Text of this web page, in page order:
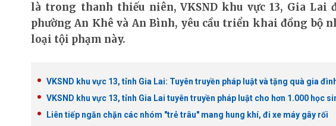
là trong thanh thiếu niên, VKSND khu vực 13, Gia Lai
phường An Khê và An Bình, yêu cầu triển khai đồng bộ
loại tội phạm này.
VKSND khu vực 13, tỉnh Gia Lai: Tuyên truyền pháp luật và tặng quà gia
VKSND khu vực 13, tỉnh Gia Lai tuyên truyền pháp luật cho hơn 1.000 học
Liên tiếp ngăn chặn các nhóm "trẻ trâu" mang hung khí, đi xe máy gây rối